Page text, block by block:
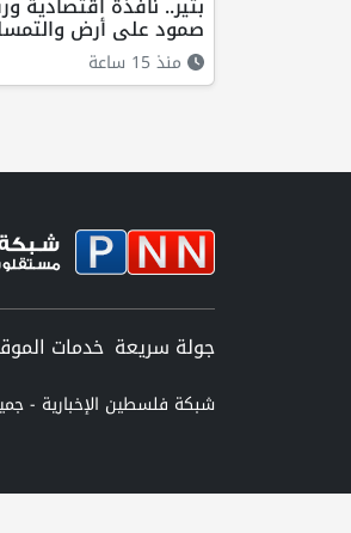
صمود على أرض
منذ 15 ساعة
جولة سريعة خدمات
شبكة فلسطين الإخبارية -